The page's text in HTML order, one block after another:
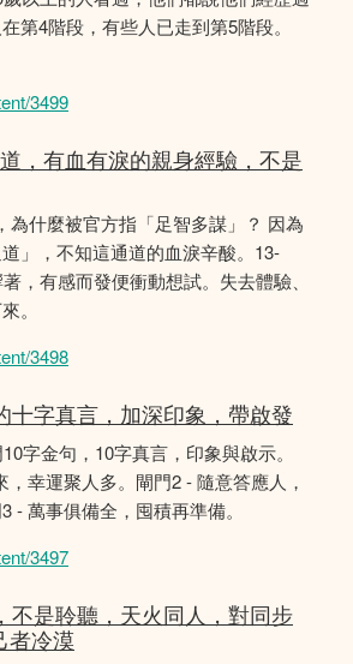
第4階段，有些人已走到第5階段。
3499
，有血有淚的親身經驗，不是
為什麼被官方指「足智多謀」？ 因為
」，不知這通道的血淚辛酸。13-
，有感而發便衝動想試。失去體驗、
。
3498
十字真言，加深印象，帶啟發
字金句，10字真言，印象與啟示。
，幸運聚人多。閘門2 - 隨意答應人，
- 萬事俱備全，囤積再準備。
3497
不是聆聽，天火同人，對同步
者冷漠